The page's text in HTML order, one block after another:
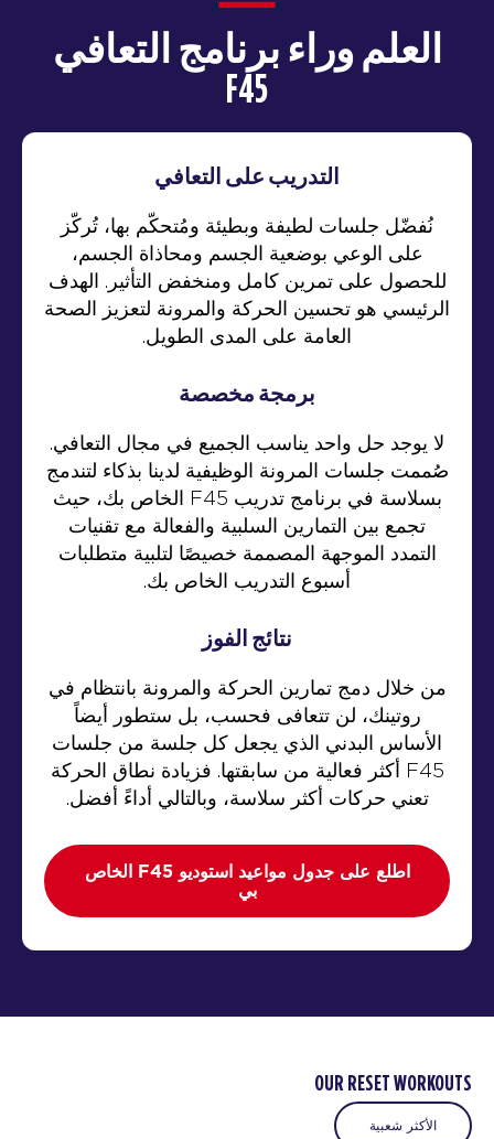
العلم وراء برنامج التعافي
F45
التدريب على التعافي
نُفضّل جلسات لطيفة وبطيئة ومُتحكّم بها، تُركّز
على الوعي بوضعية الجسم ومحاذاة الجسم،
للحصول على تمرين كامل ومنخفض التأثير. الهدف
الرئيسي هو تحسين الحركة والمرونة لتعزيز الصحة
العامة على المدى الطويل.
برمجة مخصصة
لا يوجد حل واحد يناسب الجميع في مجال التعافي.
صُممت جلسات المرونة الوظيفية لدينا بذكاء لتندمج
بسلاسة في برنامج تدريب F45 الخاص بك، حيث
تجمع بين التمارين السلبية والفعالة مع تقنيات
التمدد الموجهة المصممة خصيصًا لتلبية متطلبات
أسبوع التدريب الخاص بك.
نتائج الفوز
من خلال دمج تمارين الحركة والمرونة بانتظام في
روتينك، لن تتعافى فحسب، بل ستطور أيضاً
الأساس البدني الذي يجعل كل جلسة من جلسات
F45 أكثر فعالية من سابقتها. فزيادة نطاق الحركة
تعني حركات أكثر سلاسة، وبالتالي أداءً أفضل.
اطلع على جدول مواعيد استوديو F45 الخاص
بي
OUR RESET WORKOUTS
الأكثر شعبية